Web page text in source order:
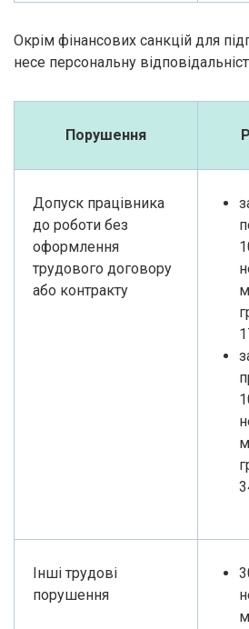
Окрім фінансових санкцій для
несе персональну
Порушення
Допуск працівника
до роботи без
оформлення
трудового договору
або контракту
Інші трудові
порушення